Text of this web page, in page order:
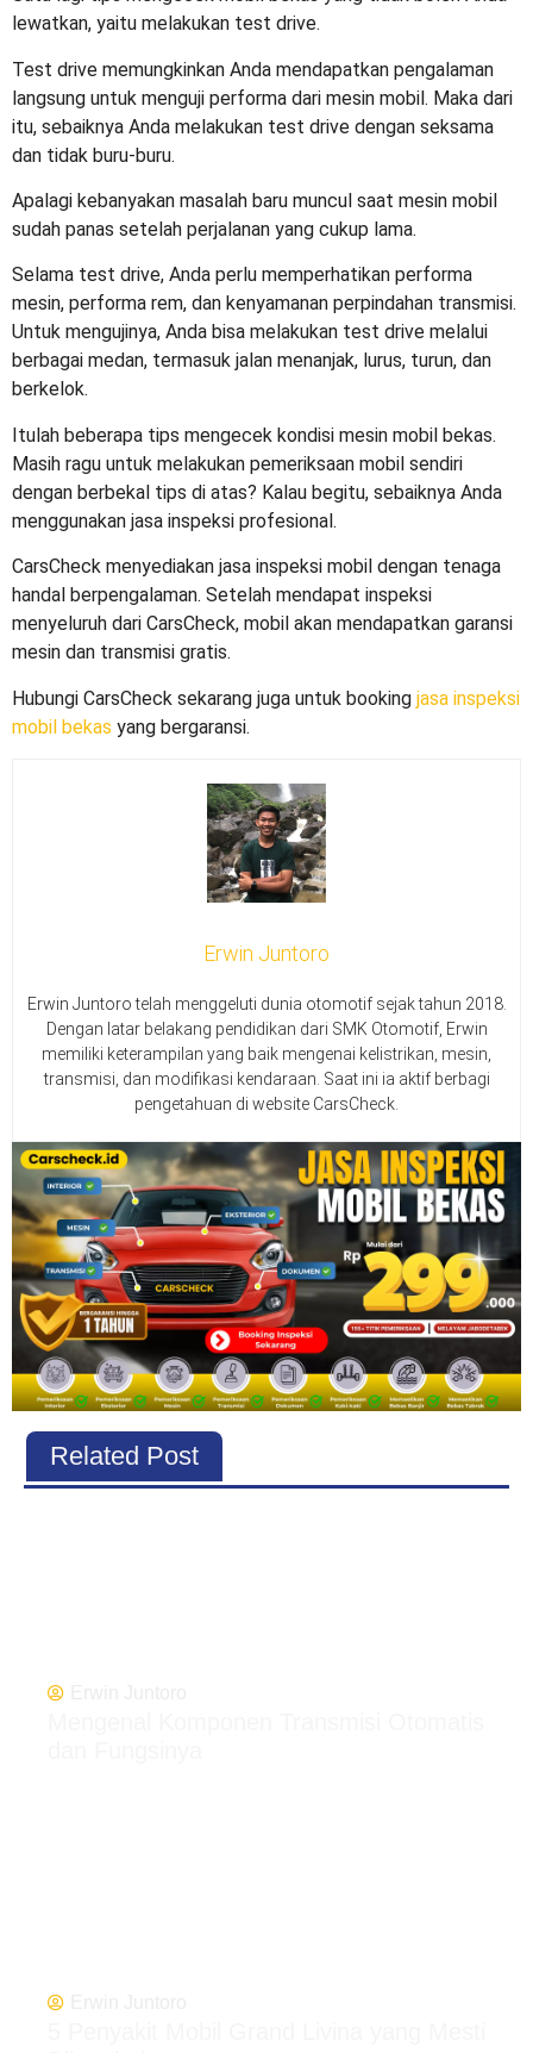
lewatkan, yaitu melakukan test drive.
Test drive memungkinkan Anda mendapatkan pengalaman
langsung untuk menguji performa dari mesin mobil. Maka dari
itu, sebaiknya Anda melakukan test drive dengan seksama
dan tidak buru-buru.
Apalagi kebanyakan masalah baru muncul saat mesin mobil
sudah panas setelah perjalanan yang cukup lama.
Selama test drive, Anda perlu memperhatikan performa
mesin, performa rem, dan kenyamanan perpindahan transmisi.
Untuk mengujinya, Anda bisa melakukan test drive melalui
berbagai medan, termasuk jalan menanjak, lurus, turun, dan
berkelok.
Itulah beberapa tips mengecek kondisi mesin mobil bekas.
Masih ragu untuk melakukan pemeriksaan mobil sendiri
dengan berbekal tips di atas? Kalau begitu, sebaiknya Anda
menggunakan jasa inspeksi profesional.
CarsCheck menyediakan jasa inspeksi mobil dengan tenaga
handal berpengalaman. Setelah mendapat inspeksi
menyeluruh dari CarsCheck, mobil akan mendapatkan garansi
mesin dan transmisi gratis.
Hubungi CarsCheck sekarang juga untuk booking jasa inspeksi
mobil bekas yang bergaransi.
Erwin Juntoro
Erwin Juntoro telah menggeluti dunia otomotif sejak tahun 2018.
Dengan latar belakang pendidikan dari SMK Otomotif, Erwin
memiliki keterampilan yang baik mengenai kelistrikan, mesin,
transmisi, dan modifikasi kendaraan. Saat ini ia aktif berbagi
pengetahuan di website CarsCheck.
Related Post